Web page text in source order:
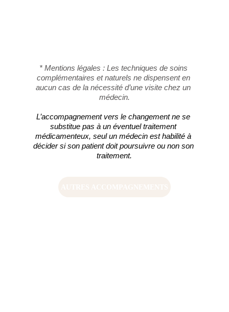
* Mentions légales : Les techniques de soins
complémentaires et naturels ne dispensent en
aucun cas de la nécessité d’une visite chez un
médecin.
L’accompagnement vers le changement ne se
substitue pas à un éventuel traitement
médicamenteux, seul un médecin est habilité à
décider si son patient doit poursuivre ou non son
traitement.